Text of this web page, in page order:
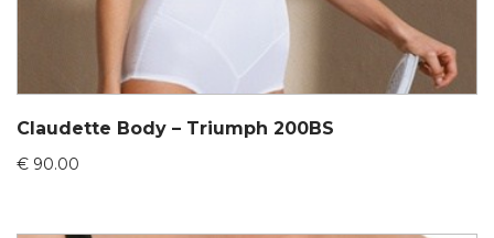
Claudette Body – Triumph 200BS
€ 90.00